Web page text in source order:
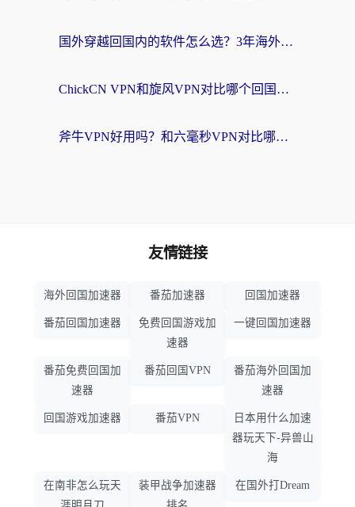
国外穿越回国内的软件怎么选？3年海外党亲测实用指南，告别地域限制
ChickCN VPN和旋风VPN对比哪个回国效果更好？海外党实测回国内网神器指南
斧牛VPN好用吗？和六毫秒VPN对比哪个回国效果更好？海外党亲测实用指南
友情链接
海外回国加速器 番茄加速器 回国加速器
番茄回国加速器
免费回国游戏加
速器
一键回国加速器
番茄免费回国加
速器
番茄回国VPN
番茄海外回国加
速器
回国游戏加速器 番茄VPN
日本用什么加速
器玩天下-异兽山
海
在南非怎么玩天
装甲战争加速器
在国外打Dream